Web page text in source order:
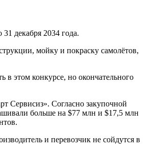
декабря 2034 года.
мойку и покраску самолётов,
в этом конкурсе, но окончательного
Сервисиз». Согласно закупочной
больше на $77 млн и $17,5 млн
и перевозчик не сойдутся в